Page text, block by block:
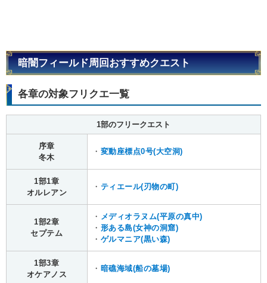
暗闇フィールド周回おすすめクエスト
各章の対象フリクエ一覧
1部のフリークエスト
序章
冬木
・ 変動座標点0号(大空洞)
1部1章
オルレアン
・ ティエール(刃物の町)
1部2章
セプテム
・ メディオラヌム(平原の真中)
・ 形ある島(女神の洞窟)
・ ゲルマニア(黒い森)
1部3章
オケアノス
・ 暗礁海域(船の墓場)